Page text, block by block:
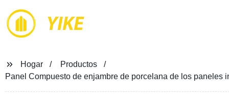
YIKE
Hogar
Productos
Panel Compuesto de enjambre de porcelana de los